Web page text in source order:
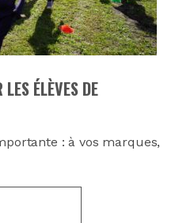
ÉLÈVES DE
: à vos marques,